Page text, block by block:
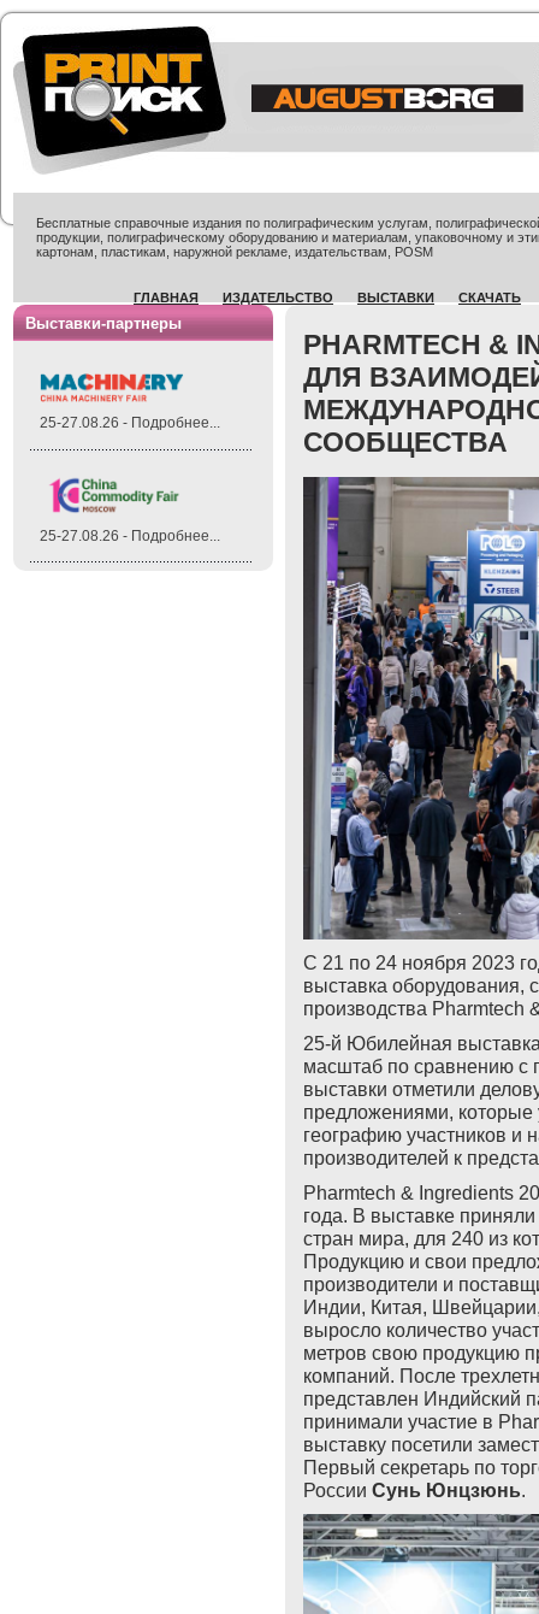
Бесплатные справочные издания по полиграфическим услугам,
продукции, полиграфическому оборудованию и материалам, упаковочному и
картонам, пластикам, наружной рекламе, издательствам, POSM
ГЛАВНАЯ ИЗДАТЕЛЬСТВО ВЫСТАВКИ СКАЧАТЬ
Выставки-партнеры
25-27.08.26 - Подробнее...
25-27.08.26 - Подробнее...
PHARMTECH &
ДЛЯ
СООБЩЕСТВА
С 21 по 24 ноября 2023
выставка оборудования,
производства Pharmtech
25-й Юбилейная
масштаб по сравнению с
выставки отметили
предложениями,
географию участников и
производителей к
Pharmtech & Ingredients
года. В выставке
стран мира, для 240 из
Продукцию и свои
производители и
Индии, Китая,
выросло количество
метров свою продукцию
компаний. После
представлен Индийский
принимали участие в
выставку посетили
Первый секретарь по
России Сунь Юнцзюнь.